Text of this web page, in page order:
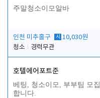
주말청소이모알바
인천 미추홀구 시 10,030원
청소
경력무관
호텔에어포트준
베팅, 청소이모, 부부팀 모집
합니다.